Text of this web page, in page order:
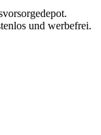
und werbefrei.